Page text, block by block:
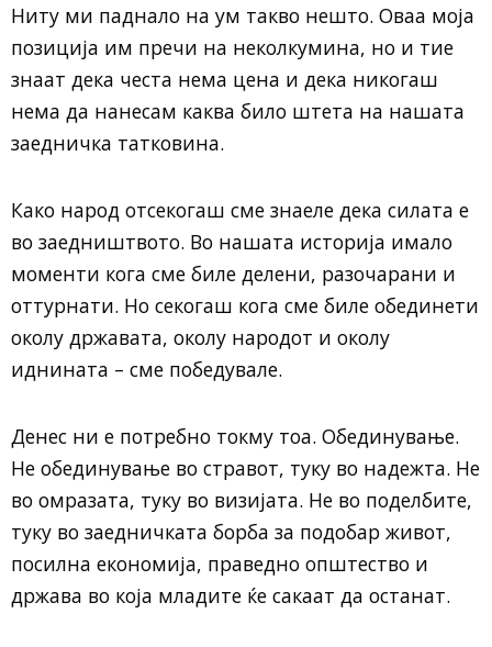
Ниту ми паднало на ум такво нешто. Оваа моја
позиција им пречи на неколкумина, но и тие
знаат дека честа нема цена и дека никогаш
нема да нанесам каква било штета на нашата
заедничка татковина.
Како народ отсекогаш сме знаеле дека силата е
во заедништвото. Во нашата историја имало
моменти кога сме биле делени, разочарани и
оттурнати. Но секогаш кога сме биле обединети
околу државата, околу народот и околу
иднината – сме победувале.
Денес ни е потребно токму тоа. Обединување.
Не обединување во стравот, туку во надежта. Не
во омразата, туку во визијата. Не во поделбите,
туку во заедничката борба за подобар живот,
посилна економија, праведно општество и
држава во која младите ќе сакаат да останат.